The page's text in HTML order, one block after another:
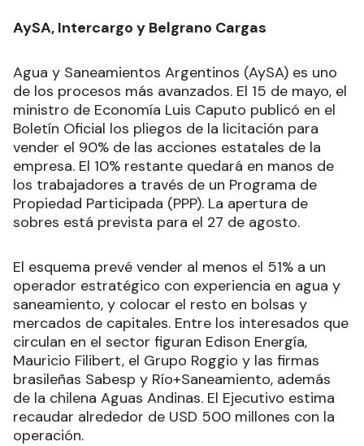
AySA, Intercargo y Belgrano Cargas
Agua y Saneamientos Argentinos (AySA) es uno
de los procesos más avanzados. El 15 de mayo, el
ministro de Economía Luis Caputo publicó en el
Boletín Oficial los pliegos de la licitación para
vender el 90% de las acciones estatales de la
empresa. El 10% restante quedará en manos de
los trabajadores a través de un Programa de
Propiedad Participada (PPP). La apertura de
sobres está prevista para el 27 de agosto.
El esquema prevé vender al menos el 51% a un
operador estratégico con experiencia en agua y
saneamiento, y colocar el resto en bolsas y
mercados de capitales. Entre los interesados que
circulan en el sector figuran Edison Energía,
Mauricio Filibert, el Grupo Roggio y las firmas
brasileñas Sabesp y Río+Saneamiento, además
de la chilena Aguas Andinas. El Ejecutivo estima
recaudar alrededor de USD 500 millones con la
operación.